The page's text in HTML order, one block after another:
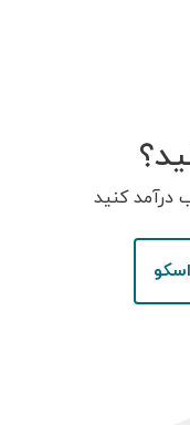
درآمد کنید